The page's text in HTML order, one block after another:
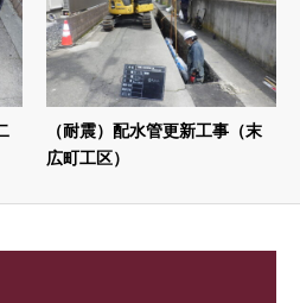
（耐震）配水管更新工事（末
広町工区）